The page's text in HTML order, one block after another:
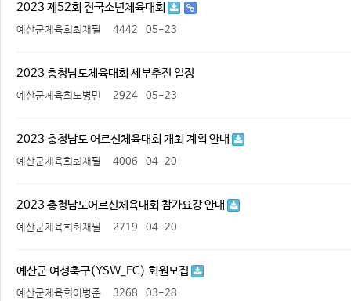
2023 제52회 전국소년체육대회
예산군체육회최재필 4442 05-23
2023 충청남도체육대회 세부추진 일정
예산군체육회노병민 2924 05-23
2023 충청남도 어르신체육대회 개최 계획 안내
예산군체육회최재필 4006 04-20
2023 충청남도어르신체육대회 참가요강 안내
예산군체육회최재필 2719 04-20
예산군 여성축구(YSW_FC) 회원모집
예산군체육회이병준 3268 03-28